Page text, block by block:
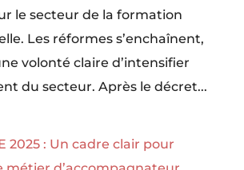
le secteur de la formation
Les réformes s’enchaînent,
volonté claire d’intensifier
du secteur. Après le décret...